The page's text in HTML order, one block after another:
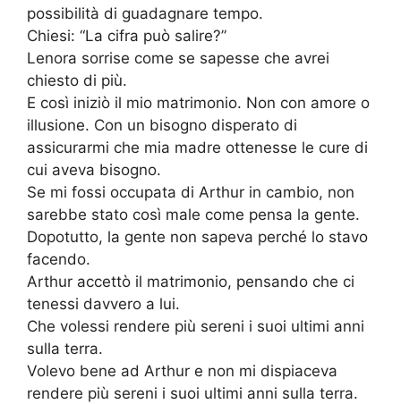
possibilità di guadagnare tempo.
Chiesi: “La cifra può salire?”
Lenora sorrise come se sapesse che avrei
chiesto di più.
E così iniziò il mio matrimonio. Non con amore o
illusione. Con un bisogno disperato di
assicurarmi che mia madre ottenesse le cure di
cui aveva bisogno.
Se mi fossi occupata di Arthur in cambio, non
sarebbe stato così male come pensa la gente.
Dopotutto, la gente non sapeva perché lo stavo
facendo.
Arthur accettò il matrimonio, pensando che ci
tenessi davvero a lui.
Che volessi rendere più sereni i suoi ultimi anni
sulla terra.
Volevo bene ad Arthur e non mi dispiaceva
rendere più sereni i suoi ultimi anni sulla terra.